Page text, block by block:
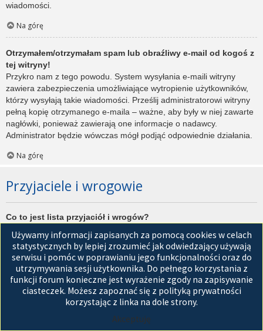
wiadomości.
Na górę
Otrzymałem/otrzymałam spam lub obraźliwy e-mail od kogoś z
tej witryny!
Przykro nam z tego powodu. System wysyłania e-maili witryny
zawiera zabezpieczenia umożliwiające wytropienie użytkowników,
którzy wysyłają takie wiadomości. Prześlij administratorowi witryny
pełną kopię otrzymanego e-maila – ważne, aby były w niej zawarte
nagłówki, ponieważ zawierają one informacje o nadawcy.
Administrator będzie wówczas mógł podjąć odpowiednie działania.
Na górę
Przyjaciele i wrogowie
Co to jest lista przyjaciół i wrogów?
użytkowników witryny. Użytkownicy dodani do listy przyjaciół będą
wyświetleni na karciePrzyjacieleznajdującej się w panelu
zarządzania kontem. Z tego poziomu można szybko sprawdzić ich
status, a także wysłać prywatną wiadomość. Zależnie od
używanego stylu witryny, posty tych użytkowników mogą być
wyróżniane. Jeśli użytkownik zostanie dodany do listy wrogów,
Używamy informacji zapisanych za pomocą cookies w celach
statystycznych by lepiej zrozumieć jak odwiedzający używają
serwisu i pomóc w poprawianiu jego funkcjonalności oraz do
utrzymywania sesji użytkownika. Do pełnego korzystania z
funkcji forum konieczne jest wyrażenie zgody na zapisywanie
ciasteczek. Możesz zapoznać się z polityką prywatności
korzystając z linka na dole strony.
Akceptuję